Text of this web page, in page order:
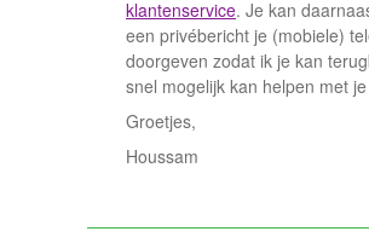
klantenservice. Je kan
een privébericht je (mobiele)
doorgeven zodat ik je kan
snel mogelijk kan helpen met
Groetjes,
Houssam